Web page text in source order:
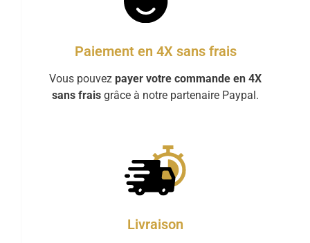
Paiement en 4X sans frais
Vous pouvez payer votre commande en 4X
sans frais grâce à notre partenaire Paypal.
Livraison